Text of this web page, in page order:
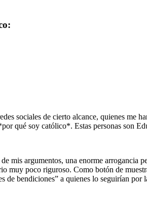
sociales de cierto alcance, quienes me
qué soy católico*. Estas personas son
mis argumentos, una enorme arrogancia
muy poco riguroso. Como botón de
de bendiciones” a quienes lo seguirían por